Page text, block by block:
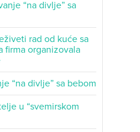
“na divlje” sa
rad od kuće sa
firma organizovala
“na divlje” sa bebom
u “svemirskom